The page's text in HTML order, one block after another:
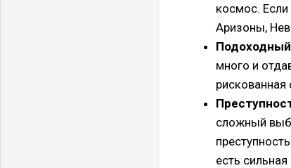
космос.
Аризоны,
Подоходный
много и
рискованная
сложный
есть